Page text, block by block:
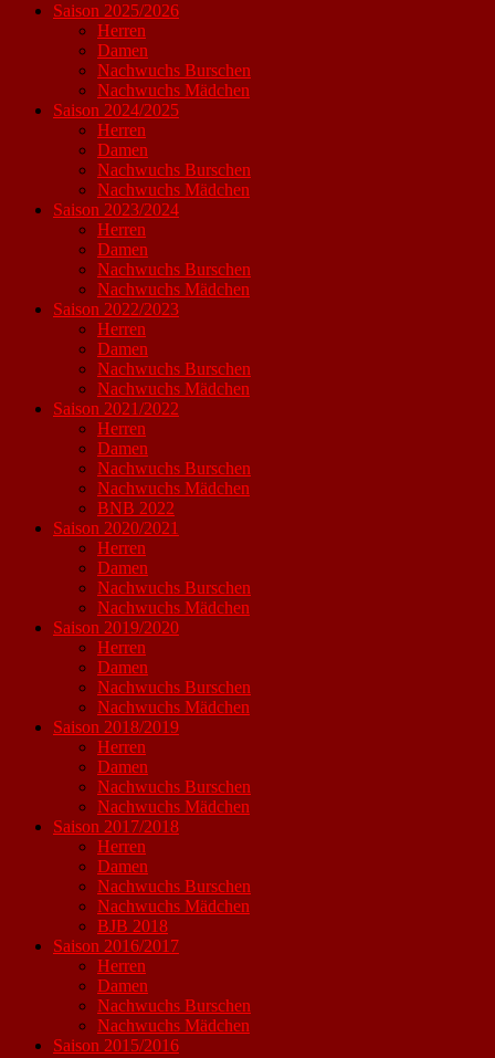
Saison 2025/2026
Herren
Damen
Nachwuchs Burschen
Nachwuchs Mädchen
Saison 2024/2025
Herren
Damen
Nachwuchs Burschen
Nachwuchs Mädchen
Saison 2023/2024
Herren
Damen
Nachwuchs Burschen
Nachwuchs Mädchen
Saison 2022/2023
Herren
Damen
Nachwuchs Burschen
Nachwuchs Mädchen
Saison 2021/2022
Herren
Damen
Nachwuchs Burschen
Nachwuchs Mädchen
BNB 2022
Saison 2020/2021
Herren
Damen
Nachwuchs Burschen
Nachwuchs Mädchen
Saison 2019/2020
Herren
Damen
Nachwuchs Burschen
Nachwuchs Mädchen
Saison 2018/2019
Herren
Damen
Nachwuchs Burschen
Nachwuchs Mädchen
Saison 2017/2018
Herren
Damen
Nachwuchs Burschen
Nachwuchs Mädchen
BJB 2018
Saison 2016/2017
Herren
Damen
Nachwuchs Burschen
Nachwuchs Mädchen
Saison 2015/2016